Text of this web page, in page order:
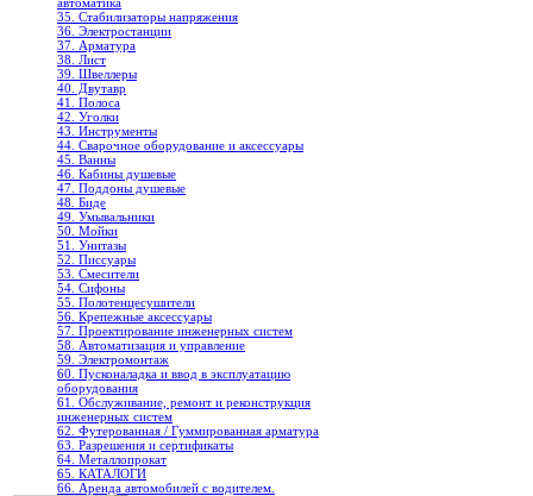
35. Стабилизаторы напряжения
36. Электростанции
37. Арматура
38. Лист
39. Швеллеры
40. Двутавр
41. Полоса
42. Уголки
43. Инструменты
44. Сварочное оборудование и аксессуары
45. Ванны
46. Кабины душевые
47. Поддоны душевые
48. Биде
49. Умывальники
50. Мойки
51. Унитазы
52. Писсуары
53. Смесители
54. Сифоны
55. Полотенцесушители
56. Крепежные аксессуары
57. Проектирование инженерных систем
58. Автоматизация и управление
59. Электромонтаж
60. Пусконаладка и ввод в эксплуатацию
оборудования
61. Обслуживание, ремонт и реконструкция
инженерных систем
62. Футерованная / Гуммированная арматура
63. Разрешения и сертификаты
64. Металлопрокат
65. КАТАЛОГИ
66. Аренда автомобилей с водителем.